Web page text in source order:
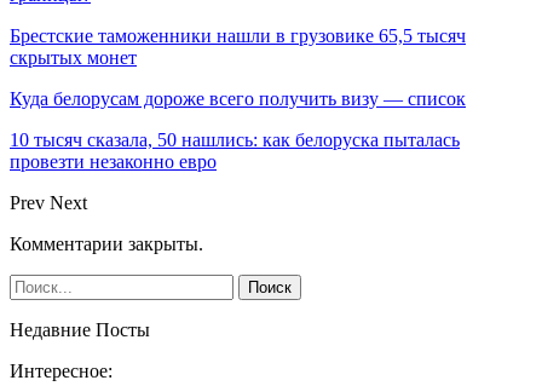
Брестские таможенники нашли в грузовике 65,5 тысяч
скрытых монет
Куда белорусам дороже всего получить визу — список
10 тысяч сказала, 50 нашлись: как белоруска пыталась
провезти незаконно евро
Prev Next
Комментарии закрыты.
Недавние Посты
Интересное: